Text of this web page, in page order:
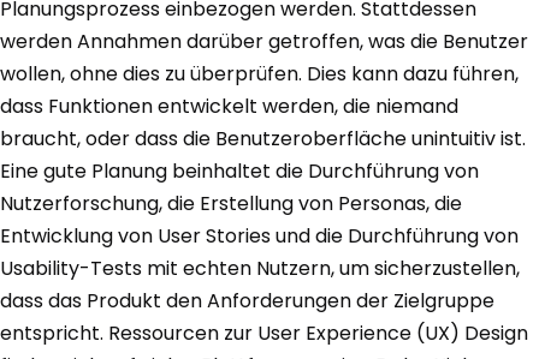
Planungsprozess einbezogen werden. Stattdessen
werden Annahmen darüber getroffen, was die Benutzer
wollen, ohne dies zu überprüfen. Dies kann dazu führen,
dass Funktionen entwickelt werden, die niemand
braucht, oder dass die Benutzeroberfläche unintuitiv ist.
Eine gute Planung beinhaltet die Durchführung von
Nutzerforschung, die Erstellung von Personas, die
Entwicklung von User Stories und die Durchführung von
Usability-Tests mit echten Nutzern, um sicherzustellen,
dass das Produkt den Anforderungen der Zielgruppe
entspricht. Ressourcen zur User Experience (UX) Design